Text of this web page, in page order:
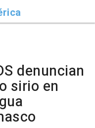
denuncian
sirio en